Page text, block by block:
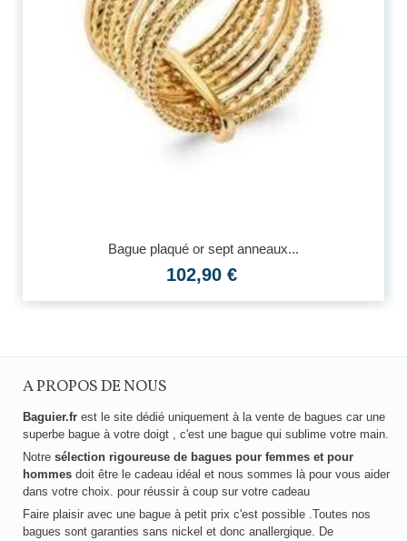
Bague plaqué or sept anneaux...
102,90 €
A PROPOS DE NOUS
Baguier.fr est le site dédié uniquement à la vente de bagues car une
superbe bague à votre doigt , c'est une bague qui sublime votre main.
Notre sélection rigoureuse de bagues pour femmes et pour
hommes doit être le cadeau idéal et nous sommes là pour vous aider
dans votre choix. pour réussir à coup sur votre cadeau
Faire plaisir avec une bague à petit prix c'est possible .Toutes nos
bagues sont garanties sans nickel et donc anallergique. De